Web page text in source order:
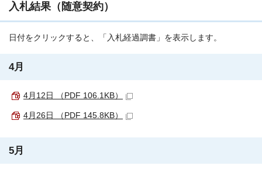
入札結果（随意契約）
日付をクリックすると、「入札経過調書」を表示します。
4月
4月12日 （PDF 106.1KB）
4月26日 （PDF 145.8KB）
5月